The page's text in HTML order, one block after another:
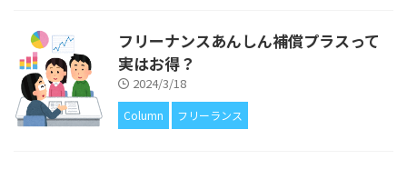
フリーナンスあんしん補償プラスって
実はお得？
2024/3/18
Column フリーランス